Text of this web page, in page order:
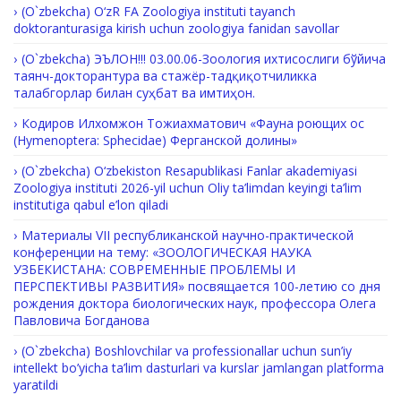
(O`zbekcha) O‘zR FA Zoologiya instituti tayanch
doktoranturasiga kirish uchun zoologiya fanidan savollar
(O`zbekcha) ЭЪЛОН!!! 03.00.06-Зоология ихтисослиги бўйича
таянч-докторантура ва стажёр-тадқиқотчиликка
талабгорлар билан суҳбат ва имтиҳон.
Кодиров Илхомжон Тожиахматович «Фауна роющих ос
(Hymenoptera: Sphecidae) Ферганской долины»
(O`zbekcha) O‘zbekiston Resapublikasi Fanlar akademiyasi
Zoologiya instituti 2026-yil uchun Oliy ta’limdan keyingi ta’lim
institutiga qabul e’lon qiladi
Материалы VII республиканской научно-практической
конференции на тему: «ЗООЛОГИЧЕСКАЯ НАУКА
УЗБЕКИСТАНА: СОВРЕМЕННЫЕ ПРОБЛЕМЫ И
ПЕРСПЕКТИВЫ РАЗВИТИЯ» посвящается 100-летию со дня
рождения доктора биологических наук, профессора Олега
Павловича Богданова
(O`zbekcha) Boshlovchilar va professionallar uchun sun’iy
intellekt bo’yicha ta’lim dasturlari va kurslar jamlangan platforma
yaratildi